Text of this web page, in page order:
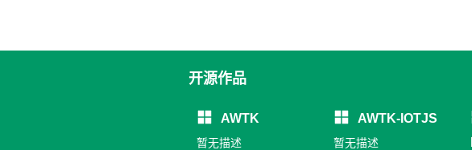
开源作品
AWTK
暂无描述
AWTK-IOTJS
暂无描述